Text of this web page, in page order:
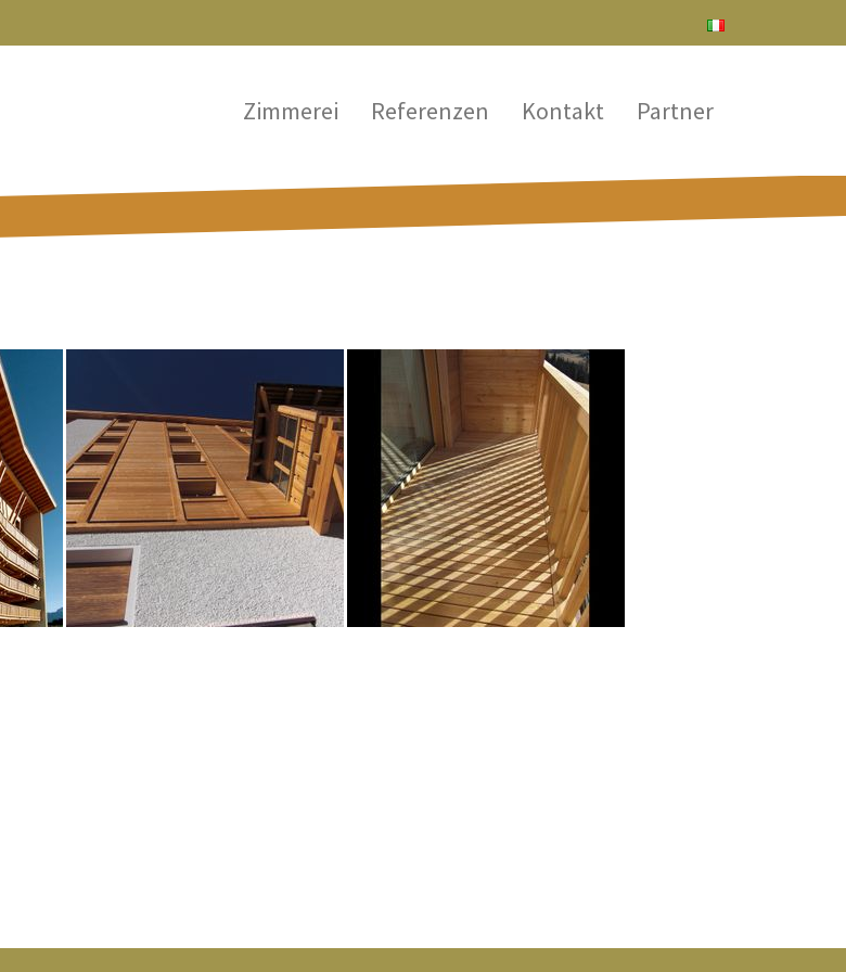
Zimmerei Referenzen Kontakt Partner